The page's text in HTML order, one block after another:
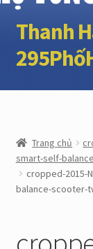
Đi
đến
Điều
Chuyển
đến
nội
Thanh
Trang chủ
GIỎ HÀNG
THANH
Trang chủ
smart-self-
cropped-2015-
balance-scooter-